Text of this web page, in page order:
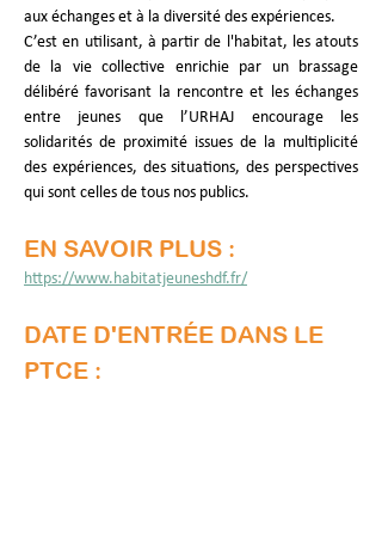
aux échanges et à la diversité des expériences.
C’est en utilisant, à partir de l'habitat, les atouts
de la vie collective enrichie par un brassage
délibéré favorisant la rencontre et les échanges
entre jeunes que l’URHAJ encourage les
solidarités de proximité issues de la multiplicité
des expériences, des situations, des perspectives
qui sont celles de tous nos publics.
EN SAVOIR PLUS :
https://www.habitatjeuneshdf.fr/
DATE D'ENTRÉE DANS LE
PTCE :